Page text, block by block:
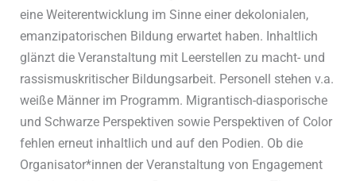
eine Weiterentwicklung im Sinne einer dekolonialen,
emanzipatorischen Bildung erwartet haben. Inhaltlich
glänzt die Veranstaltung mit Leerstellen zu macht- und
rassismuskritischer Bildungsarbeit. Personell stehen v.a.
weiße Männer im Programm. Migrantisch-diasporische
und Schwarze Perspektiven sowie Perspektiven of Color
fehlen erneut inhaltlich und auf den Podien. Ob die
Organisator*innen der Veranstaltung von Engagement